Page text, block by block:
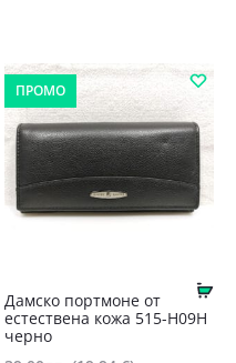
ПРОМО
Дамско портмоне от
естествена кожа 515-H09Н
черно